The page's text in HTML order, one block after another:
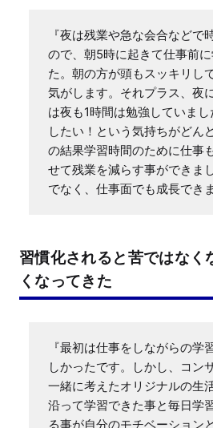
『夜は残業や急な会合などで
ので、朝5時に起きて仕事前
た。朝の方が頭もスッキリし
気がします。それプラス、夜
は夜も1時間は勉強していま
したい！という気持ちがどん
の結果学習時間のために仕事
せて残業を減らす事ができま
でなく、仕事面でも成長でき
習慣化されると苦ではなく
くなってきた
『最初は仕事をしながらの学
しかったです。しかし、コン
一緒に考えたオリジナルの生
沿って学習できた事と毎日学
る事が自分のモチベーション